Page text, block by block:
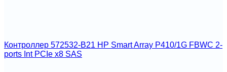
Контроллер 572532-B21 HP Smart Array P410/1G FBWC 2-
ports Int PCIe x8 SAS